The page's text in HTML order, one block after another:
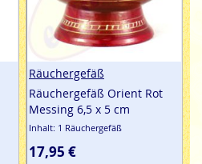
Räuchergefäß
Räuchergefäß Orient Rot
Messing 6,5 x 5 cm
Inhalt: 1 Räuchergefäß
17,95 €